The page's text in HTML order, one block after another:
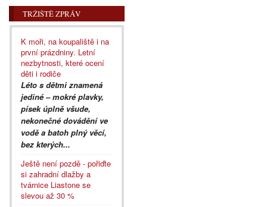
TRŽIŠTĚ ZPRÁV
K moři, na koupaliště i na
první prázdniny. Letní
nezbytnosti, které ocení
děti i rodiče
Léto s dětmi znamená
jediné – mokré plavky,
písek úplně všude,
nekonečné dovádění ve
vodě a batoh plný věcí,
bez kterých...
Ještě není pozdě - pořiďte
si zahradní dlažby a
tvárnice Liastone se
slevou až 30 %